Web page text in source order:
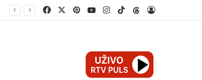
FacebookPinterestYouTubeInstagram
TikTokThreads